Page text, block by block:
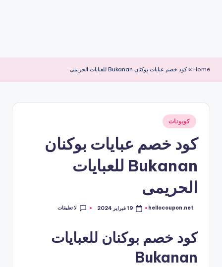
Home
»كود خصم عبايات بوكنان Bukanan للعبايات الحريمى
نُشر
في
كوبونات
كود خصم عبايات بوكنان
Bukanan للعبايات
الحريمى
تمّ
hellocoupon.net 19 فبراير 2024 لا تعليقات
كود خصم بوكنان للعبايات
Bukanan